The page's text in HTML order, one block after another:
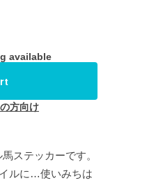
available
方向け
ステッカーです。
ルに…使いみちは